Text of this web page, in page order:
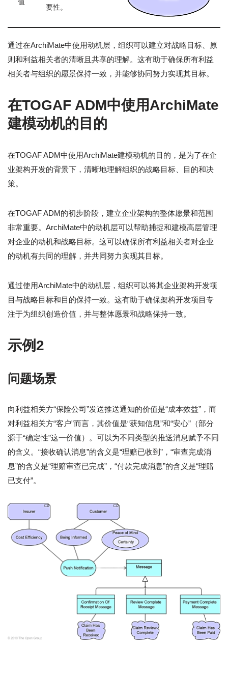
值
要性。
通过在ArchiMate中使用动机层，组织可以建立对战略目标、原
则和利益相关者的清晰且共享的理解。这有助于确保所有利益
相关者与组织的愿景保持一致，并能够协同努力实现其目标。
在TOGAF ADM中使用ArchiMate
建模动机的目的
在TOGAF ADM中使用ArchiMate建模动机的目的，是为了在企
业架构开发的背景下，清晰地理解组织的战略目标、目的和决
策。
在TOGAF ADM的初步阶段，建立企业架构的整体愿景和范围
非常重要。ArchiMate中的动机层可以帮助捕捉和建模高层管理
对企业的动机和战略目标。这可以确保所有利益相关者对企业
的动机有共同的理解，并共同努力实现其目标。
通过使用ArchiMate中的动机层，组织可以将其企业架构开发项
目与战略目标和目的保持一致。这有助于确保架构开发项目专
注于为组织创造价值，并与整体愿景和战略保持一致。
示例2
问题场景
向利益相关方“保险公司”发送推送通知的价值是“成本效益”，而
对利益相关方“客户”而言，其价值是“获知信息”和“安心”（部分
源于“确定性”这一价值）。可以为不同类型的推送消息赋予不同
的含义。“接收确认消息”的含义是“理赔已收到”，“审查完成消
息”的含义是“理赔审查已完成”，“付款完成消息”的含义是“理赔
已支付”。